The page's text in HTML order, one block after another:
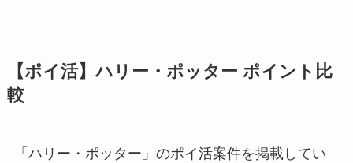
【ポイ活】ハリー・ポッター ポイント比
較
「ハリー・ポッター」のポイ活案件を掲載してい